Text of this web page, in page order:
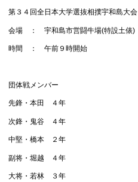
第３４回全日本大学選抜相撲宇和島大会
会場 ： 宇和島市営闘牛場(特設土俵)
時間 ： 午前９時開始
団体戦メンバー
先鋒・本田 ４年
次鋒・鬼谷 ４年
中堅・橋本 ２年
副将・堀越 ４年
大将・若林 ３年